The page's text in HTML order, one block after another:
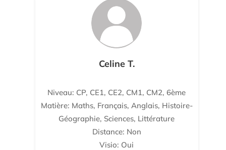
Celine T.
Niveau: CP, CE1, CE2, CM1, CM2, 6ème
Matière: Maths, Français, Anglais, Histoire-
Géographie, Sciences, Littérature
Distance: Non
Visio: Oui